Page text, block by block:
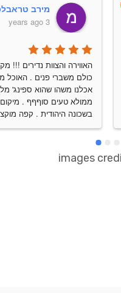
מירב
3 years ago
images